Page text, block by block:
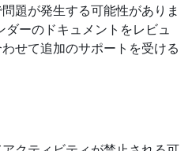
題が発生する可能性がありま
ーのドキュメントをレビュ
せて追加のサポートを受ける